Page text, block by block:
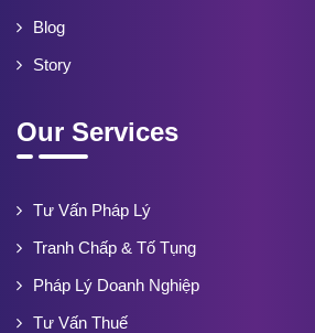
Blog
Story
Our Services
Tư Vấn Pháp Lý
Tranh Chấp & Tố Tụng
Pháp Lý Doanh Nghiệp
Tư Vấn Thuế